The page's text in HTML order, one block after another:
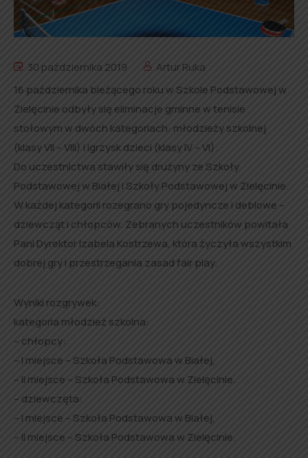
30 października 2019
Artur Ruka
16 października bieżącego roku w Szkole Podstawowej w
Zielęcinie odbyły się eliminacje gminne w tenisie
stołowym w dwóch kategoriach: młodzieży szkolnej
(klasy VII – VIII) i igrzysk dzieci (klasy IV – VI).
Do uczestnictwa stawiły się drużyny ze Szkoły
Podstawowej w Białej i Szkoły Podstawowej w Zielęcinie.
W każdej kategorii rozegrano gry pojedyncze i deblowe –
dziewcząt i chłopców. Zebranych uczestników powitała
Pani Dyrektor Izabela Kostrzewa, która życzyła wszystkim
dobrej gry i przestrzegania zasad fair play.
Wyniki rozgrywek:
kategoria młodzież szkolna:
– chłopcy:
– I miejsce – Szkoła Podstawowa w Białej,
– II miejsce – Szkoła Podstawowa w Zielęcinie.
– dziewczęta:
– I miejsce – Szkoła Podstawowa w Białej,
– II miejsce – Szkoła Podstawowa w Zielęcinie.